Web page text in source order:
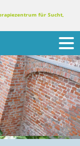
für Sucht,